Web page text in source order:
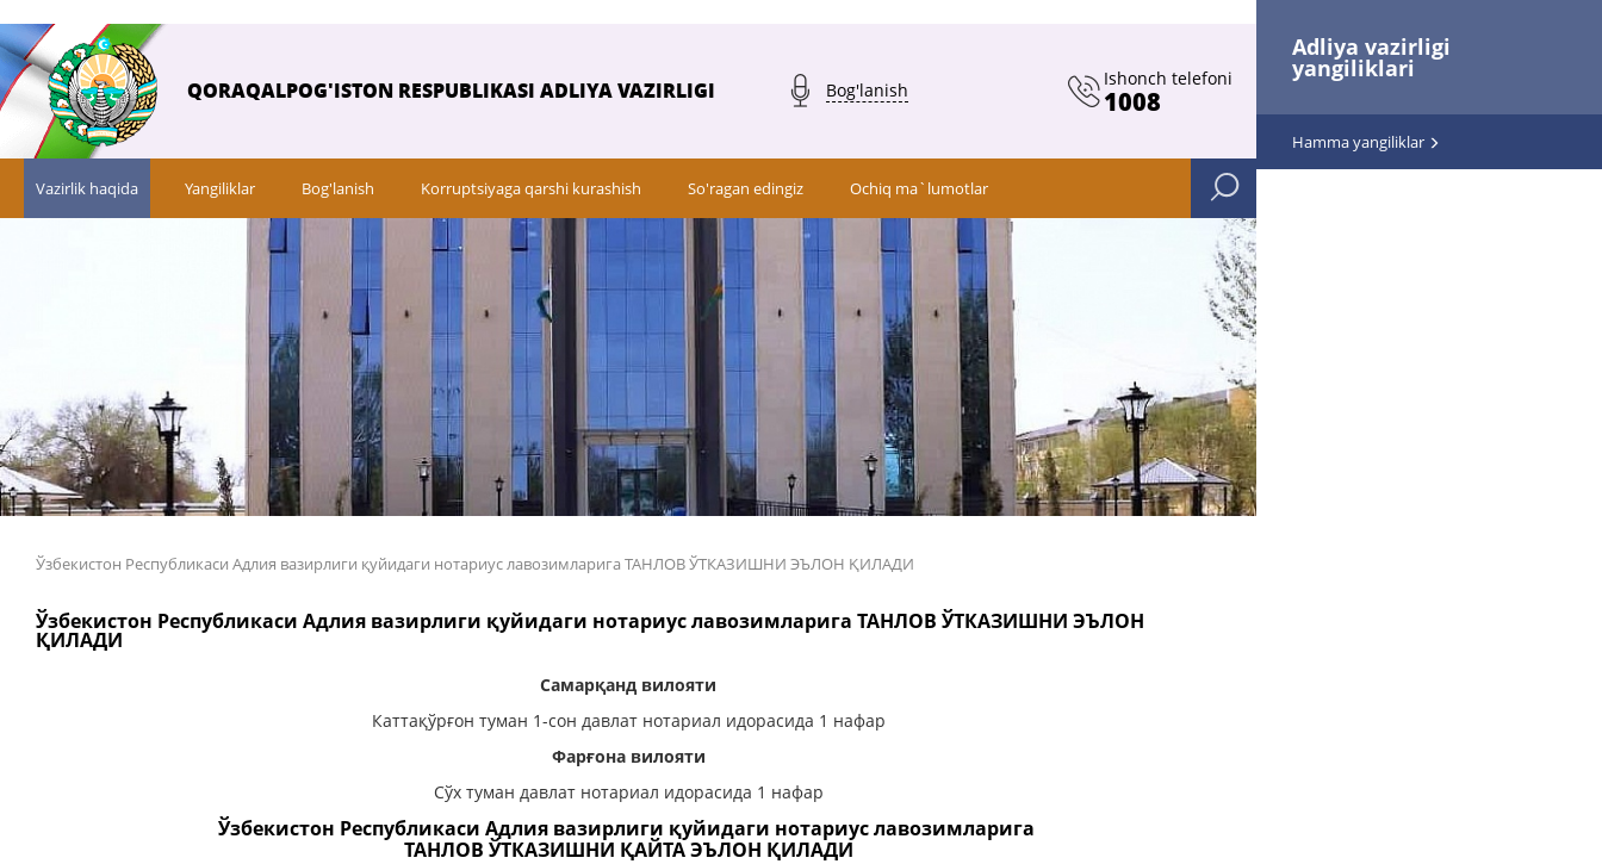
Adliya vazirligi
yangiliklari
Hamma yangiliklar
QORAQALPOG'ISTON RESPUBLIKASI ADLIYA VAZIRLIGI Bog'lanish
Ishonch telefoni
1008
Vazirlik haqida Yangiliklar Bog'lanish Korruptsiyaga qarshi kurashish So'ragan edingiz Ochiq ma`lumotlar
Ўзбекистон Республикаси Адлия вазирлиги қуйидаги нотариус лавозимларига ТАНЛОВ ЎТКАЗИШНИ ЭЪЛОН ҚИЛАДИ
Ўзбекистон Республикаси Адлия вазирлиги қуйидаги нотариус лавозимларига ТАНЛОВ ЎТКАЗИШНИ ЭЪЛОН
ҚИЛАДИ
Самарқанд вилояти
Каттақўрғон туман 1-сон давлат нотариал идорасида 1 нафар
Фарғона вилояти
Сўх туман давлат нотариал идорасида 1 нафар
Ўзбекистон Республикаси Адлия вазирлиги қуйидаги нотариус лавозимларига
ТАНЛОВ ЎТКАЗИШНИ ҚАЙТА ЭЪЛОН ҚИЛАДИ